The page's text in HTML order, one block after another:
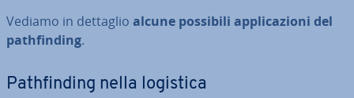
Vediamo in dettaglio alcune possibili ap­pli­ca­zio­ni del
pa­th­fin­ding.
Pa­th­fin­ding nella logistica